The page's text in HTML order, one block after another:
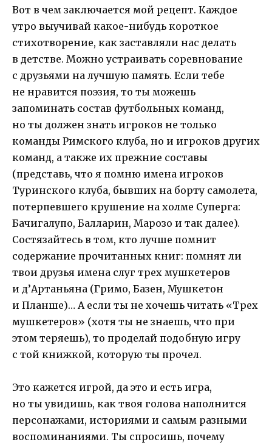
Вот в чем заключается мой рецепт. Каждое
утро выучивай какое-нибудь короткое
стихотворение, как заставляли нас делать
в детстве. Можно устраивать соревнование
с друзьями на лучшую память. Если тебе
не нравится поэзия, то ты можешь
запоминать состав футбольных команд,
но ты должен знать игроков не только
команды Римского клуба, нo и игроков других
команд, а также их прежние составы
(представь, что я помню имена игроков
Туринского клуба, бывших на борту самолета,
потерпевшего крушение на холме Суперга:
Бачигалупо, Балларин, Марозо и так далее).
Состязайтесь в том, кто лучше помнит
содержание прочитанных книг: помнят ли
твои друзья имена слуг трех мушкетеров
и д’Артаньяна (Гримо, Базен, Мушкетон
и Планше)… А если ты не хочешь читать «Трех
мушкетеров» (хотя ты не знаешь, что при
этом теряешь), то проделай подобную игру
с той книжкой, которую ты прочел.
Это кажется игрой, да это и есть игра,
но ты увидишь, как твоя голова наполнится
персонажами, историями и самым разными
воспоминаниями. Ты спросишь, почему